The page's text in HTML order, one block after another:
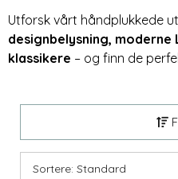
Utforsk vårt håndplukkede
designbelysning, moderne
klassikere – og finn de
Sortere: Standard